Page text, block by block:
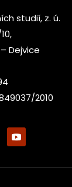
studií, z. ú.
Dejvice
2010